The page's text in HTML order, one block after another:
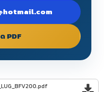
PDF